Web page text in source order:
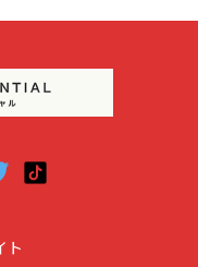
ト